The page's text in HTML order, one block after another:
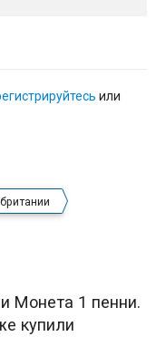
или
Монета 1 пенни.
купили